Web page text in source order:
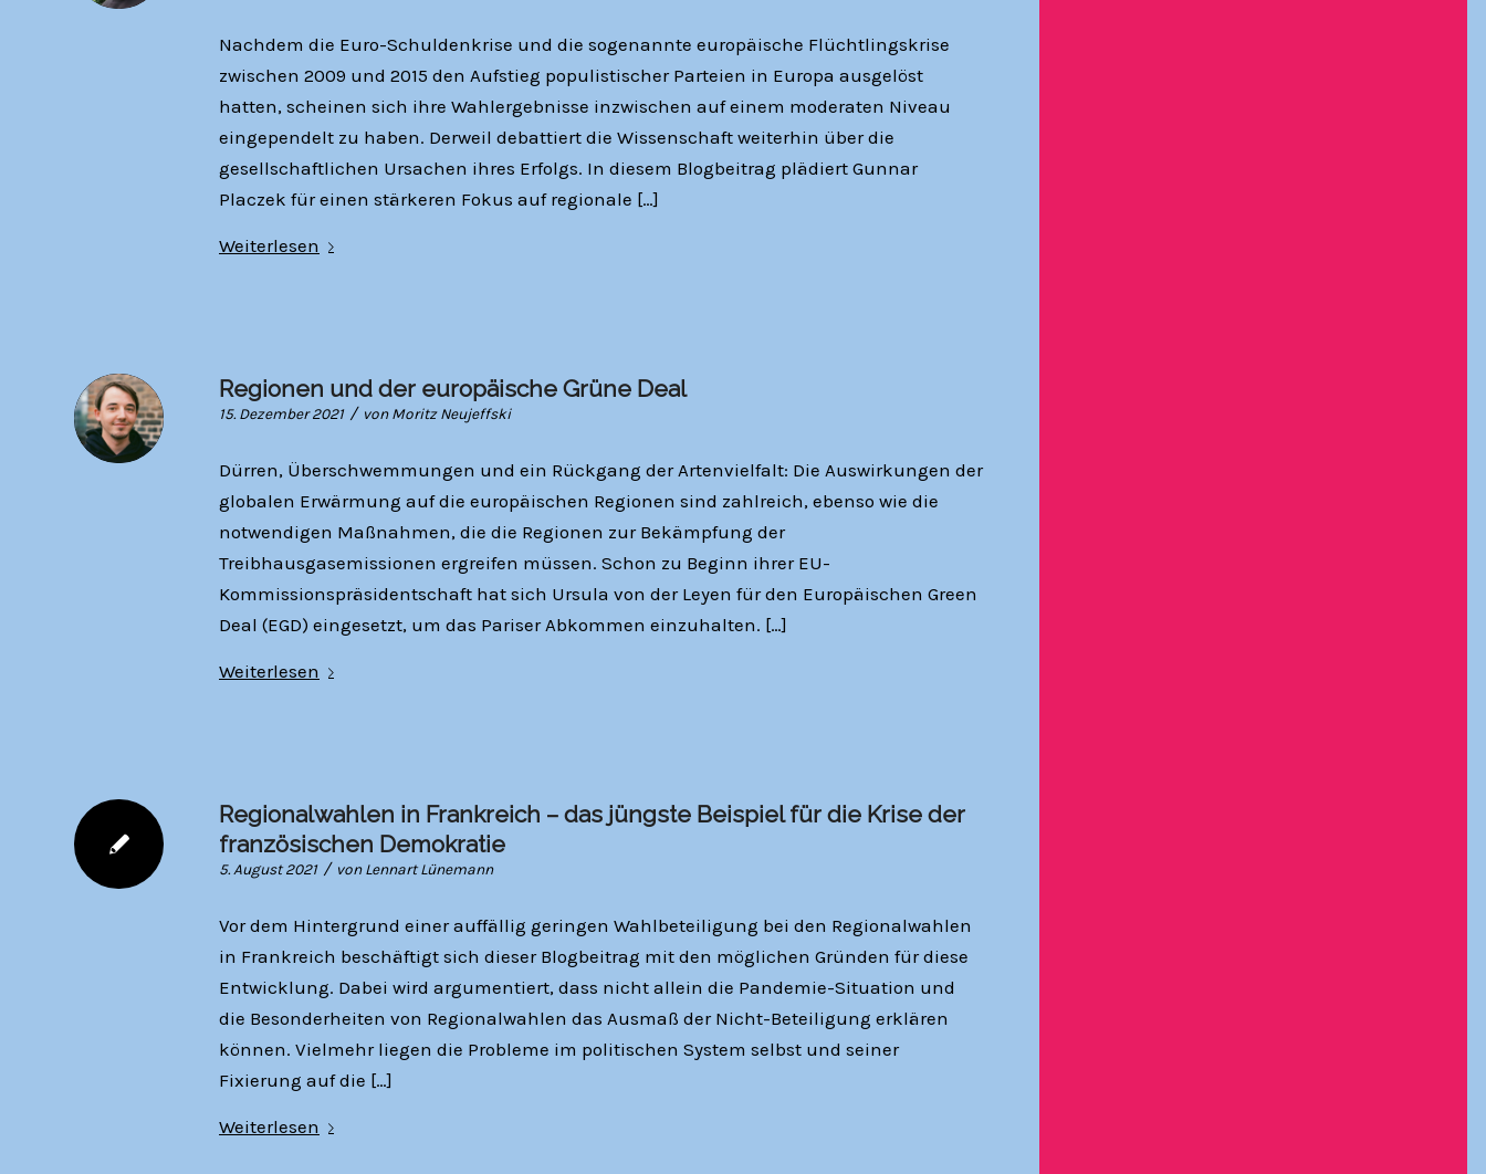
Nachdem die Euro-Schuldenkrise und die sogenannte europäische Flüchtlingskrise
zwischen 2009 und 2015 den Aufstieg populistischer Parteien in Europa ausgelöst
hatten, scheinen sich ihre Wahlergebnisse inzwischen auf einem moderaten Niveau
eingependelt zu haben. Derweil debattiert die Wissenschaft weiterhin über die
gesellschaftlichen Ursachen ihres Erfolgs. In diesem Blogbeitrag plädiert Gunnar
Placzek für einen stärkeren Fokus auf regionale […]
Weiterlesen
Regionen und der europäische Grüne Deal
15. Dezember 2021 / vonMoritz Neujeffski
Dürren, Überschwemmungen und ein Rückgang der Artenvielfalt: Die Auswirkungen der
globalen Erwärmung auf die europäischen Regionen sind zahlreich, ebenso wie die
notwendigen Maßnahmen, die die Regionen zur Bekämpfung der
Treibhausgasemissionen ergreifen müssen. Schon zu Beginn ihrer EU-
Kommissionspräsidentschaft hat sich Ursula von der Leyen für den Europäischen Green
Deal (EGD) eingesetzt, um das Pariser Abkommen einzuhalten. […]
Weiterlesen
Regionalwahlen in Frankreich – das jüngste Beispiel für die Krise der
französischen Demokratie
5. August 2021 / vonLennart Lünemann
Vor dem Hintergrund einer auffällig geringen Wahlbeteiligung bei den Regionalwahlen
in Frankreich beschäftigt sich dieser Blogbeitrag mit den möglichen Gründen für diese
Entwicklung. Dabei wird argumentiert, dass nicht allein die Pandemie-Situation und
die Besonderheiten von Regionalwahlen das Ausmaß der Nicht-Beteiligung erklären
können. Vielmehr liegen die Probleme im politischen System selbst und seiner
Fixierung auf die […]
Weiterlesen